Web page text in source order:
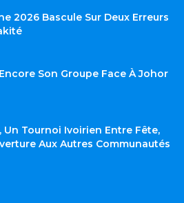
2026 Bascule Sur Deux Erreurs
Son Groupe Face À Johor
Un Tournoi Ivoirien Entre Fête,
Aux Autres Communautés